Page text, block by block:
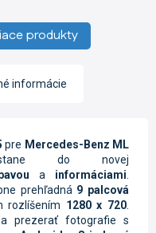
produkty
informácie
pre Mercedes-Benz ML
do novej
a informáciami
prehľadná 9 palcová
rozlíšením 1280 x 720
a prezerať fotografie s